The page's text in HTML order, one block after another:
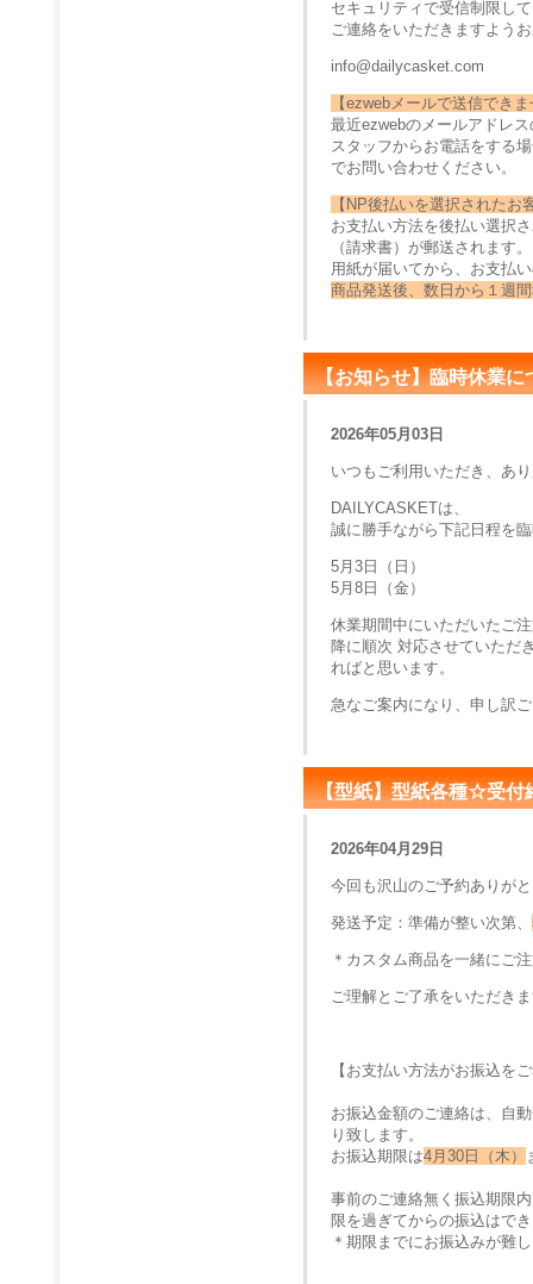
セキュリティで受信制限し
ご連絡をいただきますよう
info@dailycasket.com
【ezwebメールで送信でき
最近ezwebのメールアドレ
スタッフからお電話をする
でお問い合わせください。
【NP後払いを選択されたお
お支払い方法を後払い選択
（請求書）が郵送されます。
用紙が届いてから、お支払
商品発送後、数日から１週
【お知らせ】臨時休業に
2026年05月03日
いつもご利用いただき、あ
DAILYCASKETは、
誠に勝手ながら下記日程を
5月3日（日）
5月8日（金）
休業期間中にいただいたご
降に順次 対応させていただ
ればと思います。
急なご案内になり、申し訳
【型紙】型紙各種☆受付
2026年04月29日
今回も沢山のご予約ありが
発送予定：準備が整い次第、
＊カスタム商品を一緒にご
ご理解とご了承をいただき
【お支払い方法がお振込を
お振込金額のご連絡は、自
り致します。
お振込期限は4月30日（木）
事前のご連絡無く振込期限
限を過ぎてからの振込はで
＊期限までにお振込みが難